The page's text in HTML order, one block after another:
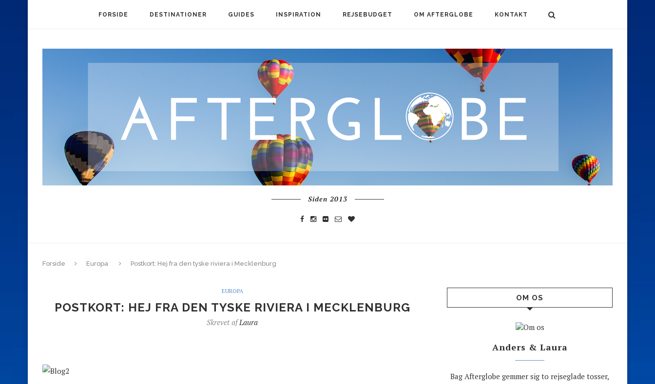
FORSIDE DESTINATIONER GUIDES INSPIRATION REJSEBUDGET OM AFTERGLOBE KONTAKT
Siden 2013
Forside Europa Postkort: Hej fra den tyske riviera i Mecklenburg
EUROPA
POSTKORT: HEJ FRA DEN TYSKE RIVIERA I MECKLENBURG
Skrevet afLaura
OM OS
Anders & Laura
Bag Afterglobe gemmer sig to rejseglade tosser,